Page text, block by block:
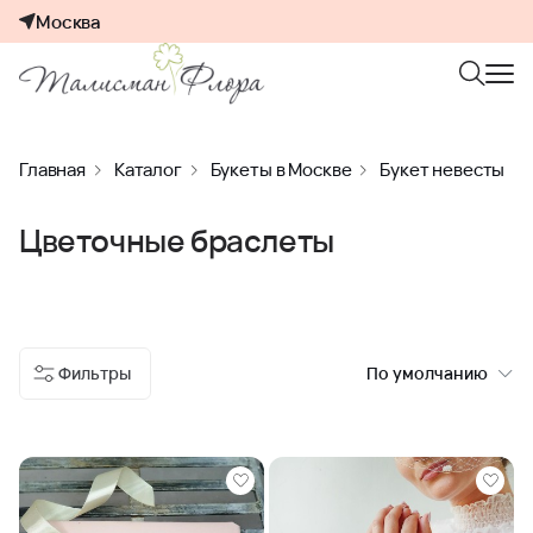
Москва
Главная Каталог Букеты в Москве Букет невесты
Цветочные браслеты
Фильтры По умолчанию